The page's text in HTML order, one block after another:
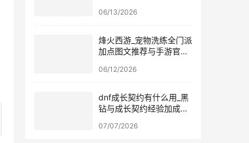
06/13/2026
烽火西游_宠物洗练全门派
加点图文推荐与手游官网
06/12/2026
dnf成长契约有什么用_黑
钻与成长契约经验加成叠
07/07/2026